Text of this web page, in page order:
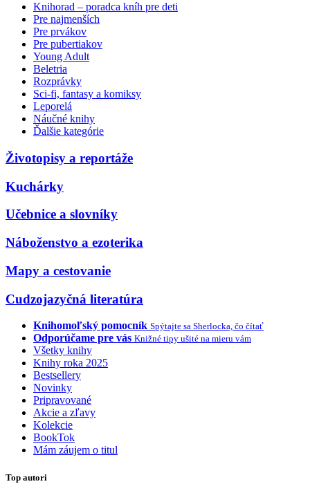
Knihorad – poradca kníh pre deti
Pre najmenších
Pre prvákov
Pre pubertiakov
Young Adult
Beletria
Rozprávky
Sci-fi, fantasy a komiksy
Leporelá
Náučné knihy
Ďalšie kategórie
Životopisy a reportáže
Kuchárky
Učebnice a slovníky
Náboženstvo a ezoterika
Mapy a cestovanie
Cudzojazyčná literatúra
Knihomoľský pomocník Spýtajte sa Sherlocka, čo čítať
Odporúčame pre vás Knižné tipy ušité na mieru vám
Všetky knihy
Knihy roka 2025
Bestsellery
Novinky
Pripravované
Akcie a zľavy
Kolekcie
BookTok
Mám záujem o titul
Top autori